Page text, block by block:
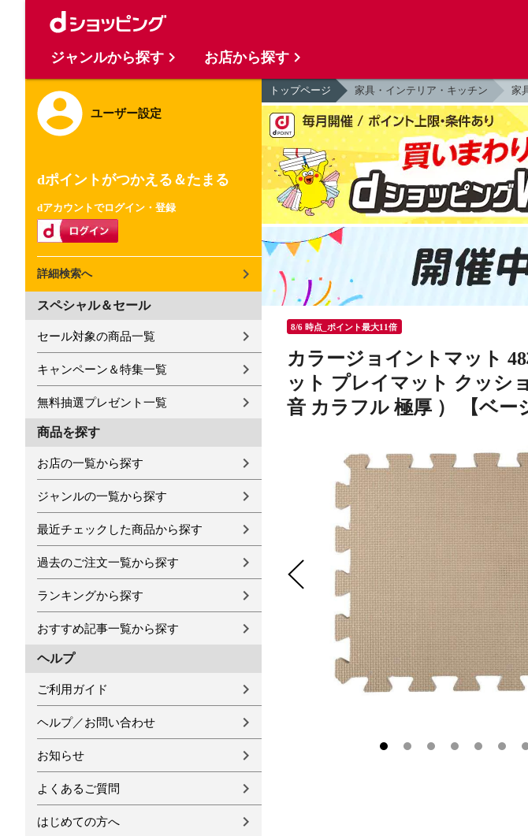
ユーザー設定
dポイントがつかえる＆たまる
dアカウントでログイン・登録
詳細検索へ
スペシャル＆セール
セール対象の商品一覧
キャンペーン＆特集一覧
無料抽選プレゼント一覧
商品を探す
お店の一覧から探す
ジャンルの一覧から探す
最近チェックした商品から探す
過去のご注文一覧から探す
ランキングから探す
おすすめ記事一覧から探す
ヘルプ
ご利用ガイド
ヘルプ／お問い合わせ
お知らせ
よくあるご質問
はじめての方へ
トップページ 家具・インテリア・キッチン 家
8/6 時点_ポイント最大11倍
カラージョイントマット
ット プレイマット クッシ
音 カラフル 極厚 ） 【ベー
ジャンルから探す お店から探す